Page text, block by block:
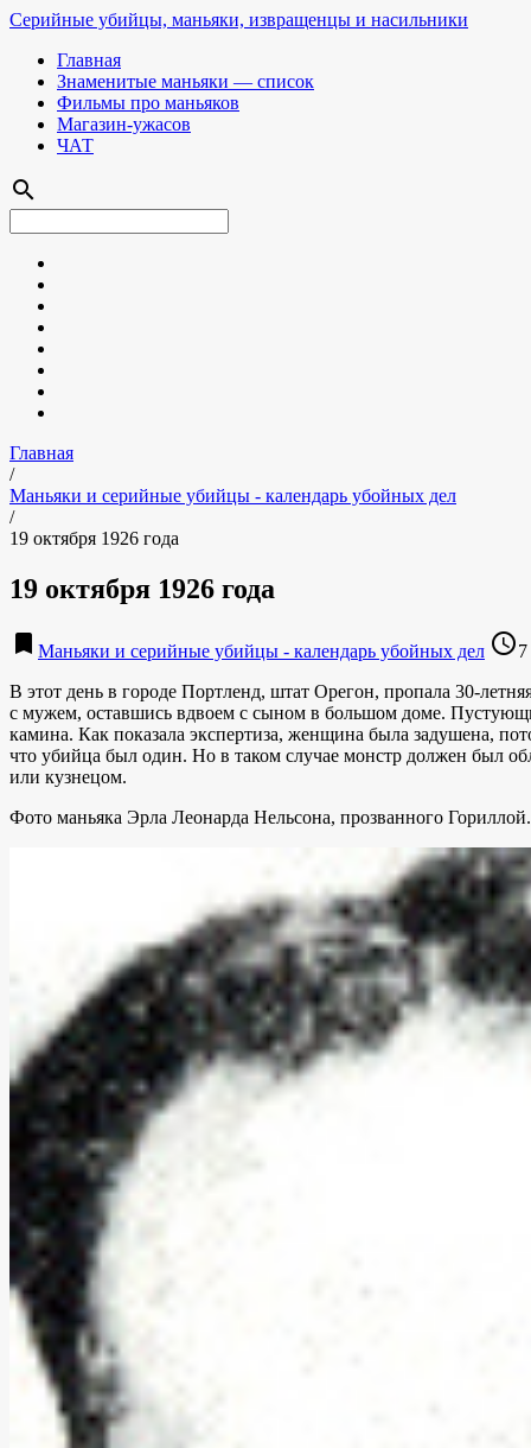
Серийные убийцы, маньяки, извращенцы и насильники
Главная
Знаменитые маньяки — список
Фильмы про маньяков
Магазин-ужасов
ЧАТ
search
Главная
/
Маньяки и серийные убийцы - календарь убойных дел
/
19 октября 1926 года
19 октября 1926 года
bookmark Маньяки и серийные убийцы - календарь убойных дел access_time
В этот день в городе Портленд, штат Орегон, пропала 30-
с мужем, оставшись вдвоем с сыном в большом доме.
камина. Как показала экспертиза, женщина была задушена,
что убийца был один. Но в таком случае монстр должен был
или кузнецом.
Фото маньяка Эрла Леонарда Нельсона, прозванного Гориллой.